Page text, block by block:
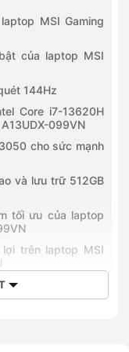
MSI Gaming
của laptop MSI
144Hz
Core i7-13620H
099VN
cho sức mạnh
và lưu trữ 512GB
tối ưu của laptop
trên laptop MSI
14 A13UDX-